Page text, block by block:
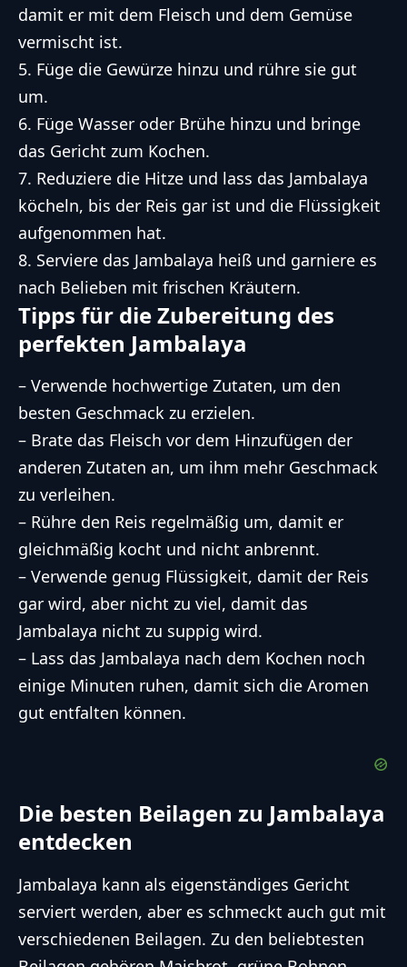
damit er mit dem Fleisch und dem Gemüse
vermischt ist.
5. Füge die Gewürze hinzu und rühre sie gut
um.
6. Füge Wasser oder Brühe hinzu und bringe
das Gericht zum Kochen.
7. Reduziere die Hitze und lass das Jambalaya
köcheln, bis der Reis gar ist und die Flüssigkeit
aufgenommen hat.
8. Serviere das Jambalaya heiß und garniere es
nach Belieben mit frischen Kräutern.
Tipps für die Zubereitung des
perfekten Jambalaya
– Verwende hochwertige Zutaten, um den
besten Geschmack zu erzielen.
– Brate das Fleisch vor dem Hinzufügen der
anderen Zutaten an, um ihm mehr Geschmack
zu verleihen.
– Rühre den Reis regelmäßig um, damit er
gleichmäßig kocht und nicht anbrennt.
– Verwende genug Flüssigkeit, damit der Reis
gar wird, aber nicht zu viel, damit das
Jambalaya nicht zu suppig wird.
– Lass das Jambalaya nach dem Kochen noch
einige Minuten ruhen, damit sich die Aromen
gut entfalten können.
Die besten Beilagen zu Jambalaya
entdecken
Jambalaya kann als eigenständiges Gericht
serviert werden, aber es schmeckt auch gut mit
verschiedenen Beilagen. Zu den beliebtesten